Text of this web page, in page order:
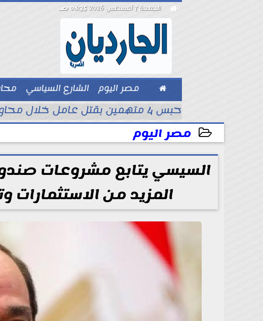
 الجمعة 7 أغسطس 2026 08:35 صـ
 مصر اليوم الشارع السياسي
بيزنس
حبس 4 متهمين بقتل عامل خلال محاولة سرقة دراجة نارية في المنوفية
مصر اليوم
2024-11-23 14:38:18
السيسي يتابع مشروعات
المزيد من